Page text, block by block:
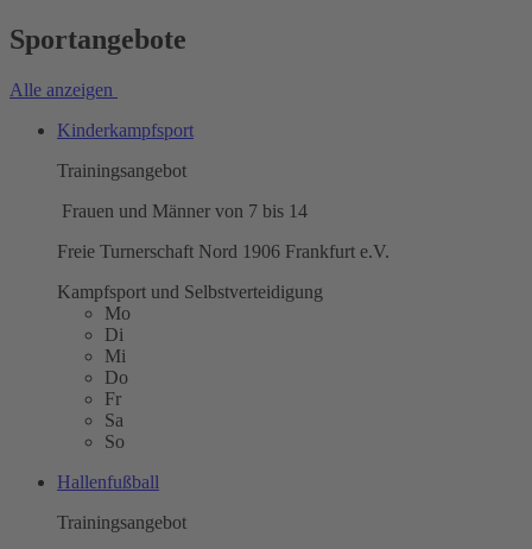
Sportangebote
Alle anzeigen
Kinderkampfsport
Trainingsangebot
Frauen und Männer von 7 bis 14
Freie Turnerschaft Nord 1906 Frankfurt e.V.
Kampfsport und Selbstverteidigung
Mo
Di
Mi
Do
Fr
Sa
So
Hallenfußball
Trainingsangebot